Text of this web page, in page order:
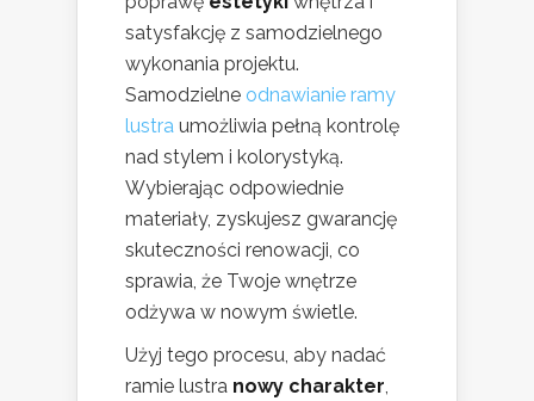
satysfakcję z samodzielnego
wykonania projektu.
Samodzielne odnawianie ramy
lustra umożliwia pełną kontrolę
nad stylem i kolorystyką.
Wybierając odpowiednie
materiały, zyskujesz gwarancję
skuteczności renowacji, co
sprawia, że Twoje wnętrze
odżywa w nowym świetle.
Użyj tego procesu, aby nadać
ramie lustra nowy charakter,